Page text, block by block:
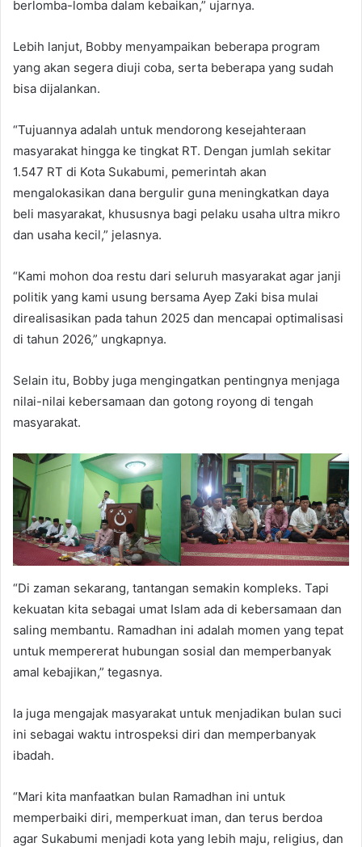
berlomba-lomba dalam kebaikan,” ujarnya.
Lebih lanjut, Bobby menyampaikan beberapa program
yang akan segera diuji coba, serta beberapa yang sudah
bisa dijalankan.
“Tujuannya adalah untuk mendorong kesejahteraan
masyarakat hingga ke tingkat RT. Dengan jumlah sekitar
1.547 RT di Kota Sukabumi, pemerintah akan
mengalokasikan dana bergulir guna meningkatkan daya
beli masyarakat, khususnya bagi pelaku usaha ultra mikro
dan usaha kecil,” jelasnya.
“Kami mohon doa restu dari seluruh masyarakat agar janji
politik yang kami usung bersama Ayep Zaki bisa mulai
direalisasikan pada tahun 2025 dan mencapai optimalisasi
di tahun 2026,” ungkapnya.
Selain itu, Bobby juga mengingatkan pentingnya menjaga
nilai-nilai kebersamaan dan gotong royong di tengah
masyarakat.
“Di zaman sekarang, tantangan semakin kompleks. Tapi
kekuatan kita sebagai umat Islam ada di kebersamaan dan
saling membantu. Ramadhan ini adalah momen yang tepat
untuk mempererat hubungan sosial dan memperbanyak
amal kebajikan,” tegasnya.
Ia juga mengajak masyarakat untuk menjadikan bulan suci
ini sebagai waktu introspeksi diri dan memperbanyak
ibadah.
“Mari kita manfaatkan bulan Ramadhan ini untuk
memperbaiki diri, memperkuat iman, dan terus berdoa
agar Sukabumi menjadi kota yang lebih maju, religius, dan